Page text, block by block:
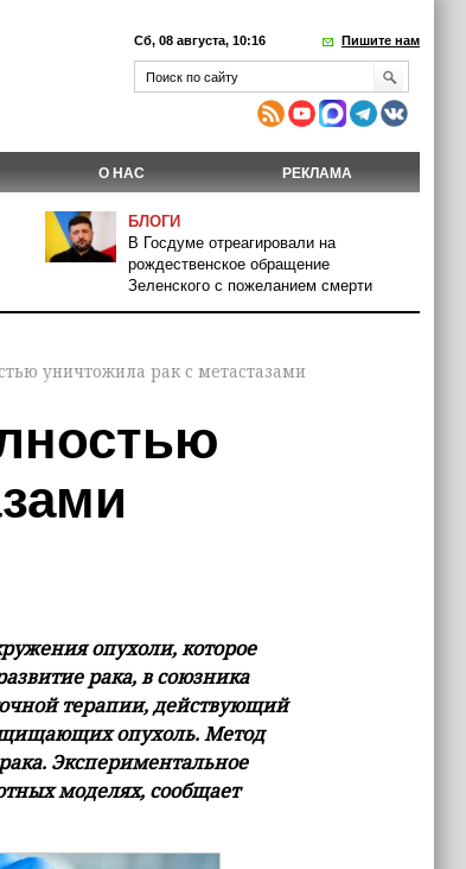
Сб, 08 августа, 10:16 Пишите нам
О НАС РЕКЛАМА
БЛОГИ
В Госдуме отреагировали на
рождественское обращение
Зеленского с пожеланием смерти
уничтожила рак с метастазами
опухоли, которое
рака, в союзника
терапии, действующий
опухоль. Метод
Экспериментальное
моделях, сообщает